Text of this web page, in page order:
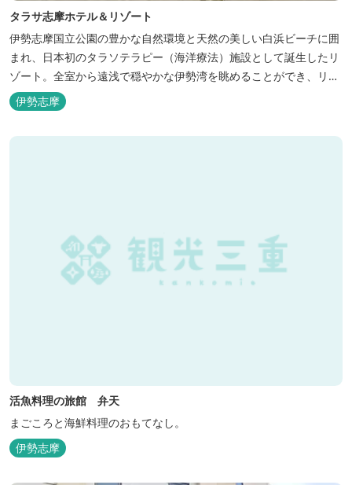
タラサ志摩ホテル＆リゾート
伊勢志摩国立公園の豊かな自然環境と天然の美しい白浜ビーチに囲
まれ、日本初のタラソテラピー（海洋療法）施設として誕生したリ
ゾート。全室から遠浅で穏やかな伊勢湾を眺めることができ、リラ
ックスした滞在をお楽しみいただけます。滞在中は、目の前の海か
らきれいな海水を引き込み、24時間以内に新鮮な状態で使用するタ
伊勢志摩
活魚料理の旅館 弁天
まごころと海鮮料理のおもてなし。
伊勢志摩